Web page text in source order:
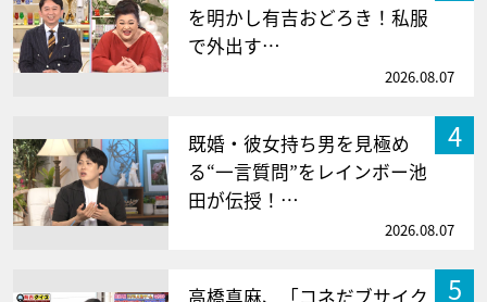
を明かし有吉おどろき！私服
で外出す…
2026.08.07
4
既婚・彼女持ち男を見極め
る“一言質問”をレインボー池
田が伝授！…
2026.08.07
5
高橋真麻、「コネだブサイク